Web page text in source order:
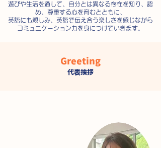
遊びや生活を通して、自分とは異なる存在を知り、認
め、尊重する心を育むとともに、
英語にも親しみ、英語で伝え合う楽しさを感じながら
コミュニケーション力を身につけていきます。
Greeting
代表挨拶